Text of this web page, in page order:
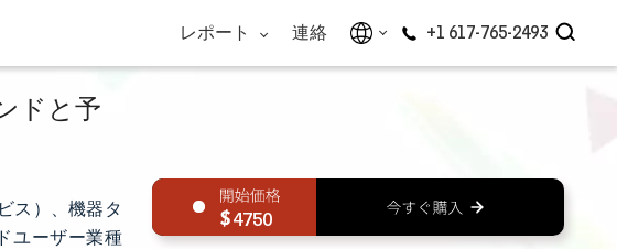
レポート 連絡 +1 617-765-2493
ドと予
ス）、機器タ
ユーザー業種
4750